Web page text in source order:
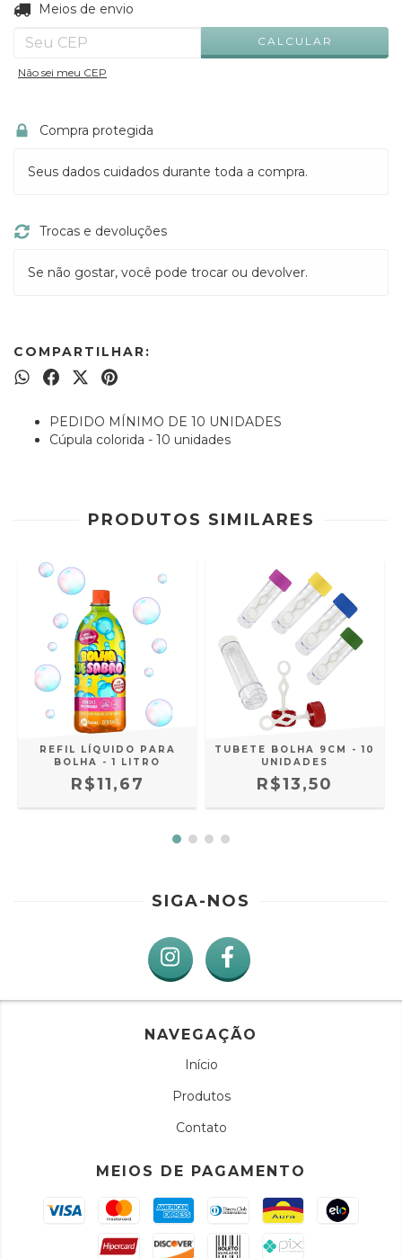
Entregas para o CEP:
Meios de envio
CALCULAR
Não sei meu CEP
Compra protegida
Seus dados cuidados durante toda a compra.
Trocas e devoluções
Se não gostar, você pode trocar ou devolver.
COMPARTILHAR:
PEDIDO MÍNIMO DE 10 UNIDADES
Cúpula colorida - 10 unidades
PRODUTOS SIMILARES
REFIL LÍQUIDO PARA
BOLHA - 1 LITRO
R$11,67
TUBETE BOLHA 9CM - 10
UNIDADES
R$13,50
SIGA-NOS
NAVEGAÇÃO
Início
Produtos
Contato
MEIOS DE PAGAMENTO